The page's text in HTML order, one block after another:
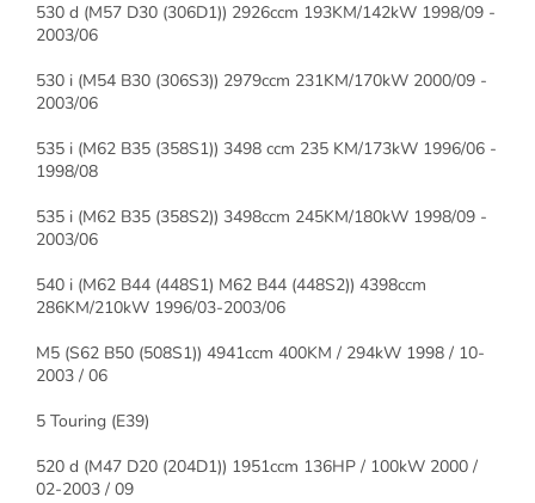
530 d (M57 D30 (306D1)) 2926ccm 193KM/142kW 1998/09 -
2003/06
530 i (M54 B30 (306S3)) 2979ccm 231KM/170kW 2000/09 -
2003/06
535 i (M62 B35 (358S1)) 3498 ccm 235 KM/173kW 1996/06 -
1998/08
535 i (M62 B35 (358S2)) 3498ccm 245KM/180kW 1998/09 -
2003/06
540 i (M62 B44 (448S1) M62 B44 (448S2)) 4398ccm
286KM/210kW 1996/03-2003/06
M5 (S62 B50 (508S1)) 4941ccm 400KM / 294kW 1998 / 10-
2003 / 06
5 Touring (E39)
520 d (M47 D20 (204D1)) 1951ccm 136HP / 100kW 2000 /
02-2003 / 09